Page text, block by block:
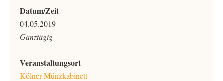
Datum/Zeit
04.05.2019
Ganztägig
Veranstaltungsort
Kölner Münzkabinett